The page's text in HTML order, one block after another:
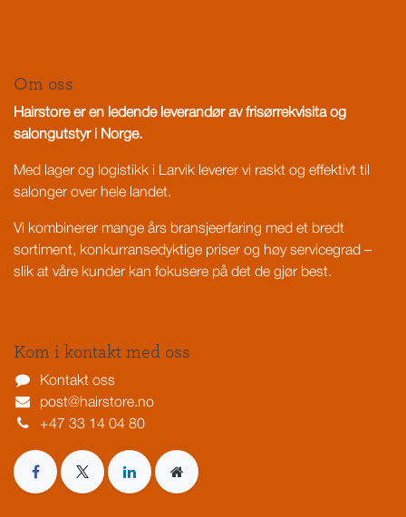
Om oss
Hairstore er en ledende leverandør av frisørrekvisita og
salongutstyr i Norge.
Med lager og logistikk i Larvik leverer vi raskt og effektivt til
salonger over hele landet.
Vi kombinerer mange års bransjeerfaring med et bredt
sortiment, konkurransedyktige priser og høy servicegrad –
slik at våre kunder kan fokusere på det de gjør best.
Kom i kontakt med oss
Kontakt oss
post@hairstore.no
+47 33 14 04 80